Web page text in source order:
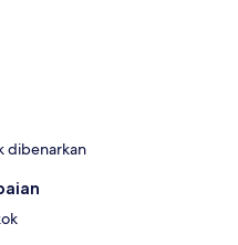
dibenarkan